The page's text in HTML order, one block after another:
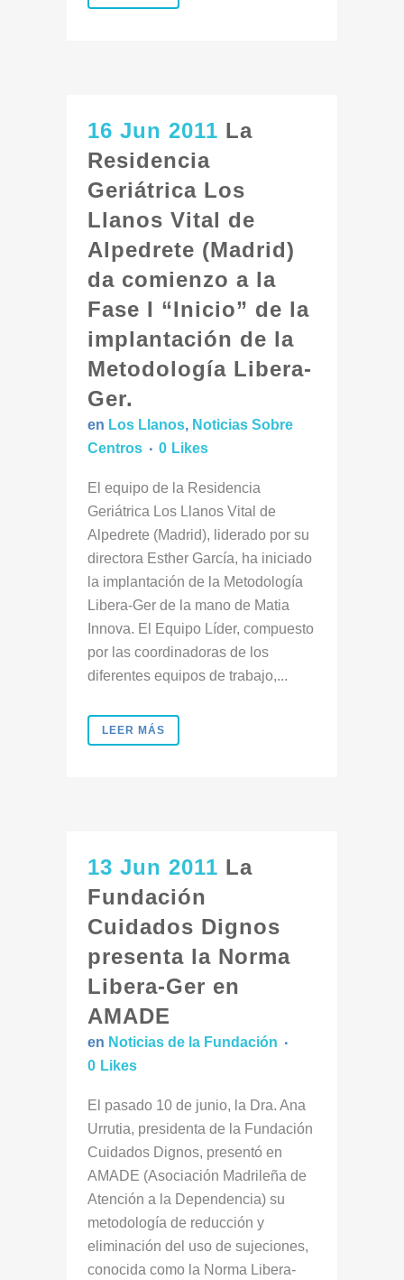
16 Jun 2011 La
Residencia
Geriátrica Los
Llanos Vital de
Alpedrete (Madrid)
da comienzo a la
Fase I “Inicio” de la
implantación de la
Metodología Libera-
Ger.
en Los Llanos, Noticias Sobre
Centros
0 Likes
El equipo de la Residencia
Geriátrica Los Llanos Vital de
Alpedrete (Madrid), liderado por su
directora Esther García, ha iniciado
la implantación de la Metodología
Libera-Ger de la mano de Matia
Innova. El Equipo Líder, compuesto
por las coordinadoras de los
diferentes equipos de trabajo,...
LEER MÁS
13 Jun 2011 La
Fundación
Cuidados Dignos
presenta la Norma
Libera-Ger en
AMADE
en Noticias de la Fundación
0 Likes
El pasado 10 de junio, la Dra. Ana
Urrutia, presidenta de la Fundación
Cuidados Dignos, presentó en
AMADE (Asociación Madrileña de
Atención a la Dependencia) su
metodología de reducción y
eliminación del uso de sujeciones,
conocida como la Norma Libera-